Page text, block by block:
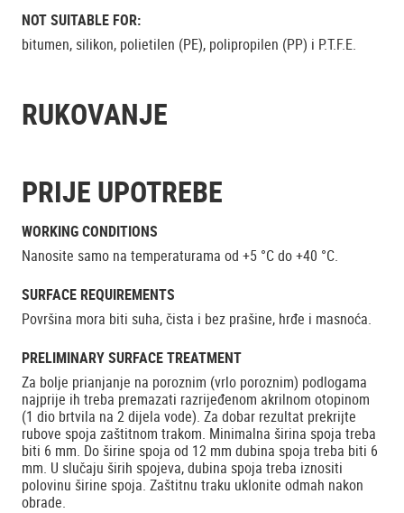
NOT SUITABLE FOR:
bitumen, silikon, polietilen (PE), polipropilen (PP) i P.T.F.E.
RUKOVANJE
PRIJE UPOTREBE
WORKING CONDITIONS
Nanosite samo na temperaturama od +5 °C do +40 °C.
SURFACE REQUIREMENTS
Površina mora biti suha, čista i bez prašine, hrđe i masnoća.
PRELIMINARY SURFACE TREATMENT
Za bolje prianjanje na poroznim (vrlo poroznim) podlogama
najprije ih treba premazati razrijeđenom akrilnom otopinom
(1 dio brtvila na 2 dijela vode). Za dobar rezultat prekrijte
rubove spoja zaštitnom trakom. Minimalna širina spoja treba
biti 6 mm. Do širine spoja od 12 mm dubina spoja treba biti 6
mm. U slučaju širih spojeva, dubina spoja treba iznositi
polovinu širine spoja. Zaštitnu traku uklonite odmah nakon
obrade.